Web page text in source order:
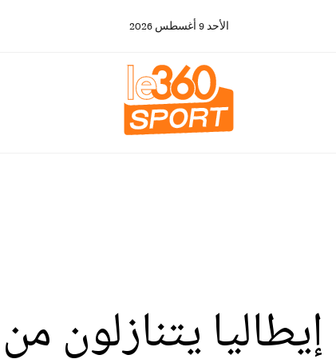
الأحد 9 أغسطس 2026
يتنازلون من